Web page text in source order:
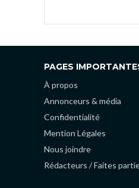
PAGES
À propos
Annonceurs & média
Confidentialité
Mention Légales
Nous joindre
Rédacteurs / Faites